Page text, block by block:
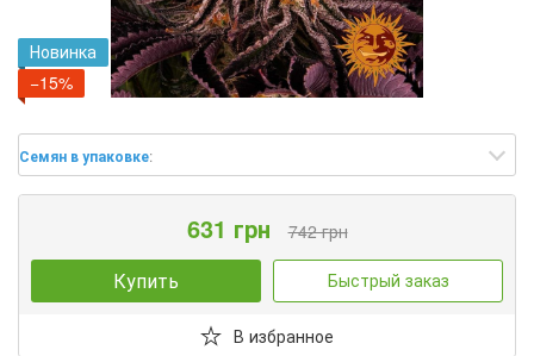
Новинка
−15%
Семян в упаковке:
631 грн 742 грн
Купить Быстрый заказ
В избранное